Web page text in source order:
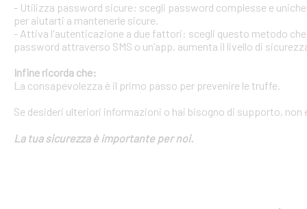
- Utilizza password sicure: scegli password complesse e
per aiutarti a mantenerle sicure.
- Attiva l'autenticazione a due fattori: scegli questo metodo
password attraverso SMS o un’app, aumenta il livello di
Infine ricorda che:
La consapevolezza è il primo passo per prevenire le truffe.
Se desideri ulteriori informazioni o hai bisogno di supporto,
La tua sicurezza è importante per noi.